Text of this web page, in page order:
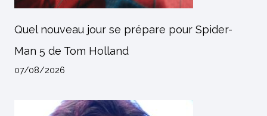
Quel nouveau jour se prépare pour Spider-
Man 5 de Tom Holland
07/08/2026